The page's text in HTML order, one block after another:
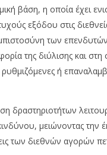
βάση, η οποία έχει
εξόδου στις
των επενδυτών
της διύλισης και στη
ή
δραστηριοτήτων
μειώνοντας την
των διεθνών αγορών